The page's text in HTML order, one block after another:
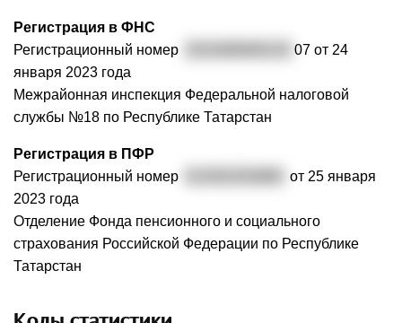
Регистрация в ФНС
Регистрационный номер
07 от 24
января 2023 года
Межрайонная инспекция Федеральной налоговой
службы №18 по Республике Татарстан
Регистрация в ПФР
Регистрационный номер
от 25 января
2023 года
Отделение Фонда пенсионного и социального
страхования Российской Федерации по Республике
Татарстан